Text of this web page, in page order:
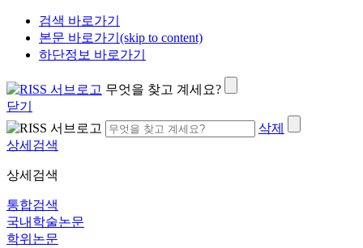
검색 바로가기
본문 바로가기(skip to content)
하단정보 바로가기
무엇을 찾고 계세요?
닫기
삭제
상세검색
상세검색
통합검색
국내학술논문
학위논문